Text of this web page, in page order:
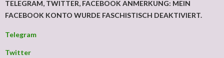
TELEGRAM, TWITTER, FACEBOOK ANMERKUNG: MEIN
FACEBOOK KONTO WURDE FASCHISTISCH DEAKTIVIERT.
Telegram
Twitter